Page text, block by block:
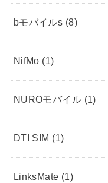
bモバイルs (8)
NifMo (1)
NUROモバイル (1)
DTI SIM (1)
LinksMate (1)